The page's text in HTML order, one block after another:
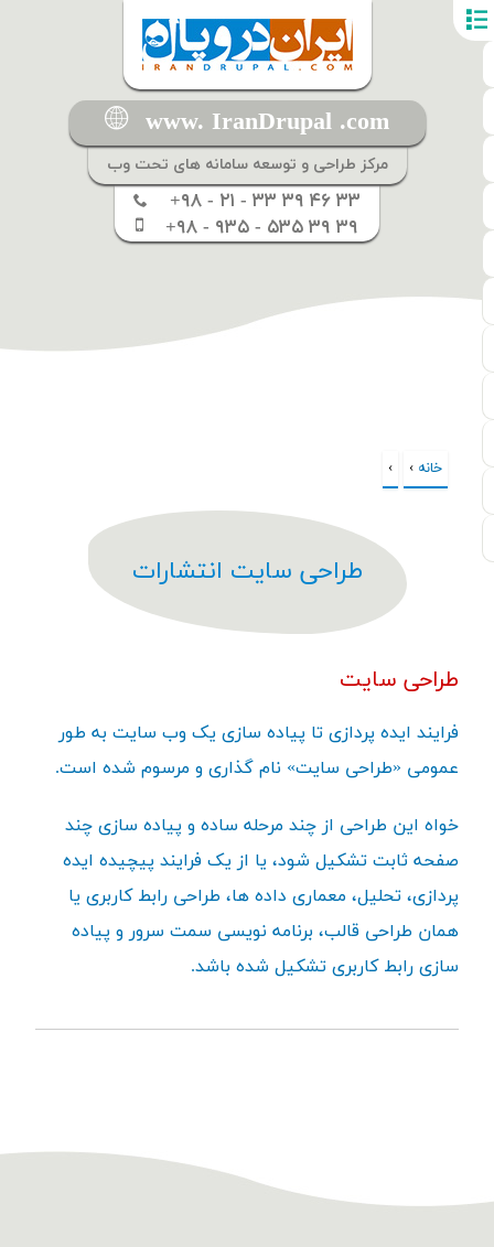
www. IranDrupal .com
مرکز طراحی و توسعه سامانه های تحت وب
+۹۸ - ۲۱ - ۳۳ ۳۹ ۴۶ ۳۳
+۹۸ - ۹۳۵ - ۵۳۵ ۳۹ ۳۹
شما اینجا هستید
خانه ›
›
طراحی سایت انتشارات
طراحی سایت
فرایند ایده پردازی تا پیاده سازی یک وب سایت به طور
عمومی «طراحی سایت» نام گذاری و مرسوم شده است.
خواه این طراحی از چند مرحله ساده و پیاده سازی چند
صفحه ثابت تشکیل شود، یا از یک فرایند پیچیده ایده
پردازی، تحلیل، معماری داده ها، طراحی رابط کاربری یا
همان طراحی قالب، برنامه نویسی سمت سرور و پیاده
سازی رابط کاربری تشکیل شده باشد.